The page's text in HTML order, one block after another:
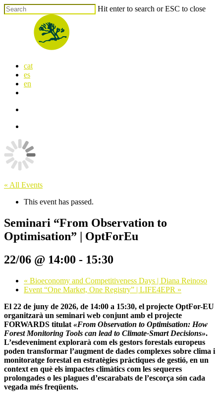
Skip
to
Hit enter to search or ESC to close
search
Menu
cat
es
en
« All Events
This event has passed.
Seminari “From Observation to
Optimisation” | OptForEu
22/06 @ 14:00 - 15:30
« Bioeconomy and Competitiveness Days | Diana Reinoso
Event “One Market, One Registry” | LIFE4EPR »
El 22 de juny de 2026, de 14:00 a 15:30, el projecte OptFor-EU
organitzarà un seminari web conjunt amb el projecte
FORWARDS titulat «From Observation to Optimisation: How
Forest Monitoring Tools can lead to Climate-Smart Decisions».
L’esdeveniment explorarà com els gestors forestals europeus
poden transformar l’augment de dades complexes sobre clima i
monitoratge forestal en estratègies pràctiques de gestió, en un
context en què els impactes climàtics com les sequeres
prolongades o les plagues d’escarabats de l’escorça són cada
vegada més freqüents.